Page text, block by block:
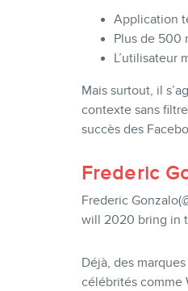
Application
Plus de 500
L’utilisateur
Mais surtout, il
contexte sans
succès des
Frederic
Frederic
will 2020 bring in
Déjà, des
célébrités comme